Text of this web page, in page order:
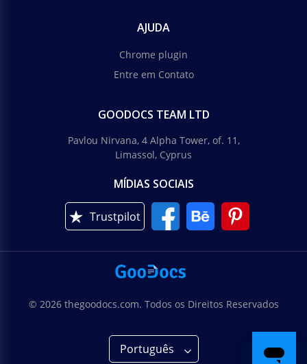
AJUDA
Chrome plugin
Entre em Contato
GOODOCS TEAM LTD
Pavlou Nirvana, 4 Alpha Tower, of. 11,
Limassol, Cyprus
MÍDIAS SOCIAIS
Trustpilot
© 2026 thegoodocs.com. Todos os Direitos Reservados
Português